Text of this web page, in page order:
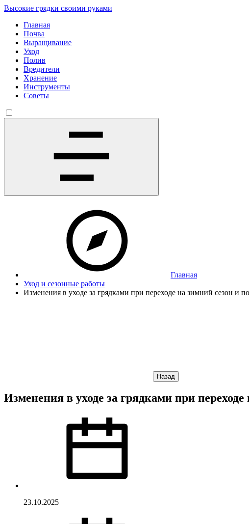
Высокие грядки своими руками
Главная
Почва
Выращивание
Уход
Полив
Вредители
Хранение
Инструменты
Советы
Главная
Уход и сезонные работы
Изменения в уходе за грядками при переходе на зимний сезон и
Назад
Изменения в уходе за грядками при
23.10.2025